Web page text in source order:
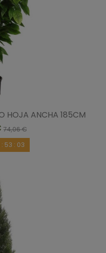
HOJA ANCHA 185CM
74,06 €
: 53 : 02